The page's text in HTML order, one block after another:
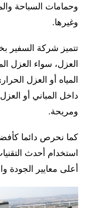
وحمامات السباحة
وغيرها.
تتميز شركة السفير
العزل، سواء العزل
المياه أو العزل
داخل المباني أو
ومريحة.
كما نحرص دائما
استخدام أحدث
أعلى معايير الجودة